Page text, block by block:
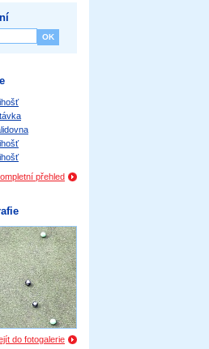
přehled
do fotogalerie